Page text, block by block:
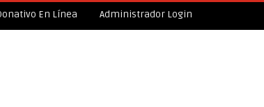
En Línea Administrador Login